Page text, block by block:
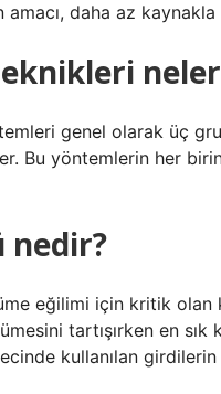
daha az
genel olarak üç
Bu yöntemlerin her
eğilimi için kritik
tartışırken en
kullanılan